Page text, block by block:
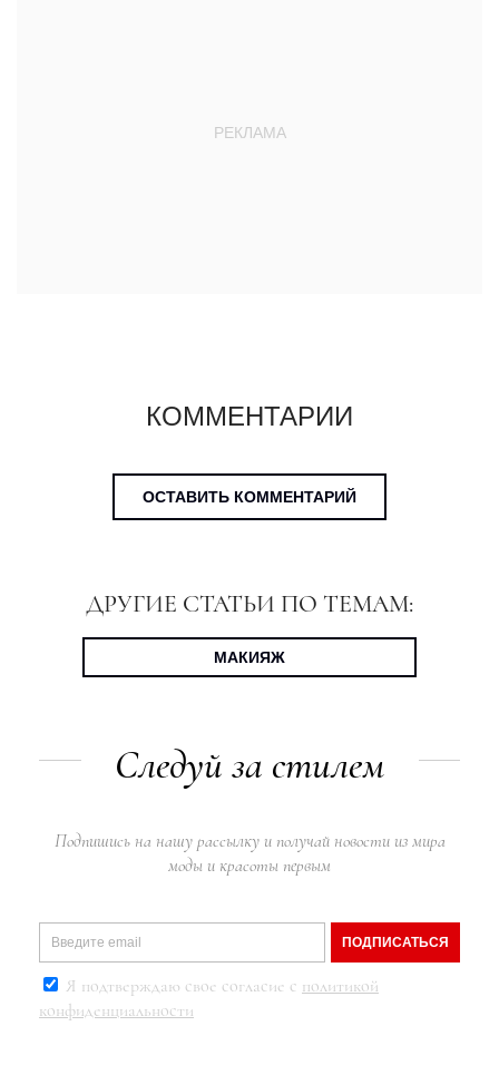
КОММЕНТАРИИ
ОСТАВИТЬ КОММЕНТАРИЙ
ДРУГИЕ СТАТЬИ ПО ТЕМАМ:
МАКИЯЖ
Следуй за стилем
Подпишись на нашу рассылку и получай новости из мира
моды и красоты первым
ПОДПИСАТЬСЯ
Я подтверждаю свое согласие с политикой
конфиденциальности